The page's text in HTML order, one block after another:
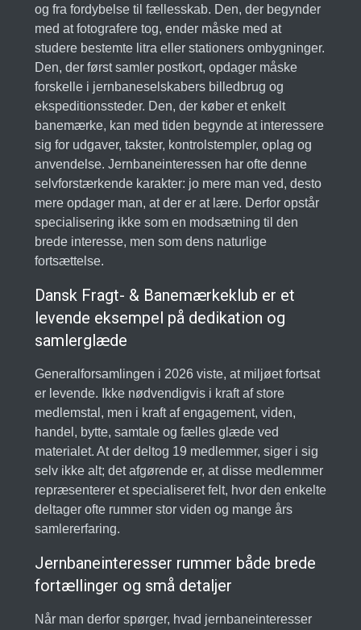
og fra fordybelse til fællesskab. Den, der begynder
med at fotografere tog, ender måske med at
studere bestemte litra eller stationers ombygninger.
Den, der først samler postkort, opdager måske
forskelle i jernbaneselskabers billedbrug og
ekspeditionssteder. Den, der køber et enkelt
banemærke, kan med tiden begynde at interessere
sig for udgaver, takster, kontrolstempler, oplag og
anvendelse. Jernbaneinteressen har ofte denne
selvforstærkende karakter: jo mere man ved, desto
mere opdager man, at der er at lære. Derfor opstår
specialisering ikke som en modsætning til den
brede interesse, men som dens naturlige
fortsættelse.
Dansk Fragt- & Banemærkeklub er et
levende eksempel på dedikation og
samlerglæde
Generalforsamlingen i 2026 viste, at miljøet fortsat
er levende. Ikke nødvendigvis i kraft af store
medlemstal, men i kraft af engagement, viden,
handel, bytte, samtale og fælles glæde ved
materialet. At der deltog 19 medlemmer, siger i sig
selv ikke alt; det afgørende er, at disse medlemmer
repræsenterer et specialiseret felt, hvor den enkelte
deltager ofte rummer stor viden og mange års
samlererfaring.
Jernbaneinteresser rummer både brede
fortællinger og små detaljer
Når man derfor spørger, hvad jernbaneinteresser